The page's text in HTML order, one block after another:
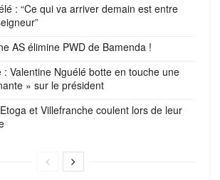
: “Ce qui va arriver demain est entre
AS élimine PWD de Bamenda !
: Valentine Nguélé botte en touche une
» sur le président
et Villefranche coulent lors de leur